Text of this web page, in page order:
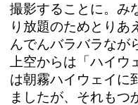
撮影することに。み
り放題のためとりあ
んでんバラバラなが
上空からは「ハイ
は朝霧ハイウェイに
ましたが、それもつ